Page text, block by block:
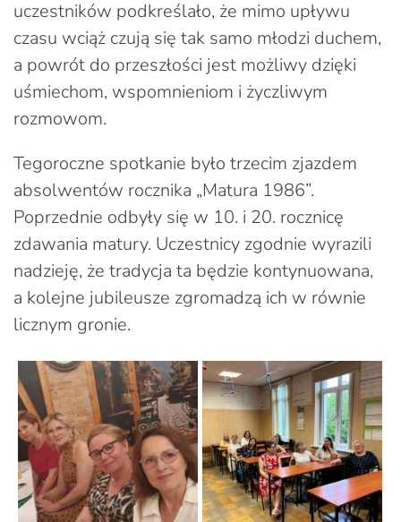
uczestników podkreślało, że mimo upływu
czasu wciąż czują się tak samo młodzi duchem,
a powrót do przeszłości jest możliwy dzięki
uśmiechom, wspomnieniom i życzliwym
rozmowom.
Tegoroczne spotkanie było trzecim zjazdem
absolwentów rocznika „Matura 1986”.
Poprzednie odbyły się w 10. i 20. rocznicę
zdawania matury. Uczestnicy zgodnie wyrazili
nadzieję, że tradycja ta będzie kontynuowana,
a kolejne jubileusze zgromadzą ich w równie
licznym gronie.